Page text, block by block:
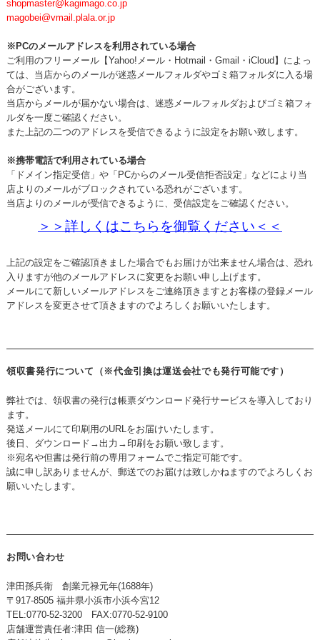
shopmaster@kagimago.co.jp
magobei@vmail.plala.or.jp
※PCのメールアドレスを利用されている場合
ご利用のフリーメール【Yahoo!メール・Hotmail・Gmail・iCloud】によっ
ては、当店からのメールが迷惑メールフォルダやゴミ箱フォルダに入る場
合がございます。
当店からメールが届かない場合は、迷惑メールフォルダおよびゴミ箱フォ
ルダを一度ご確認ください。
また上記の二つのアドレスを受信できるように設定をお願い致します。
※携帯電話で利用されている場合
「ドメイン指定受信」や「PCからのメール受信拒否設定」などにより当
店よりのメールがブロックされている恐れがございます。
当店よりのメールが受信できるように、受信設定をご確認ください。
＞＞詳しくはこちらを御覧ください＜＜
上記の設定をご確認頂きました場合でもお届けが出来ません場合は、恐れ
入りますが他のメールアドレスに変更をお願い申し上げます。
メールにて新しいメールアドレスをご連絡頂きますとお客様の登録メール
アドレスを変更させて頂きますのでよろしくお願いいたします。
領収書発行について（※代金引換は運送会社でも発行可能です）
弊社では、領収書の発行は帳票ダウンロード発行サービスを導入しており
ます。
発送メールにて印刷用のURLをお届けいたします。
後日、ダウンロード→出力→印刷をお願い致します。
※宛名や但書は発行前の専用フォームでご指定可能です。
誠に申し訳ありませんが、郵送でのお届けは致しかねますのでよろしくお
願いいたします。
お問い合わせ
津田孫兵衛 創業元禄元年(1688年)
〒917-8505 福井県小浜市小浜今宮12
TEL:0770-52-3200 FAX:0770-52-9100
店舗運営責任者:津田 信一(総務)